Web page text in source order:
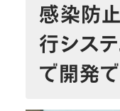
感染防
行シス
で開発